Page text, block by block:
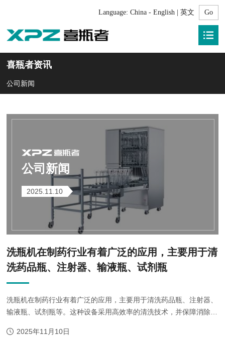
Language: China - English | 英文
喜瓶者资讯
公司新闻
公司新闻
2025.11.10
洗瓶机在制药行业有着广泛的应用，主要用于清
洗药品瓶、注射器、输液瓶、试剂瓶
洗瓶机在制药行业有着广泛的应用，主要用于清洗药品瓶、注射器、
输液瓶、试剂瓶等。这种设备采用高效率的清洗技术，并保障消除残
量的各种瓶子、容器等，而这些瓶...
2025年11月10日